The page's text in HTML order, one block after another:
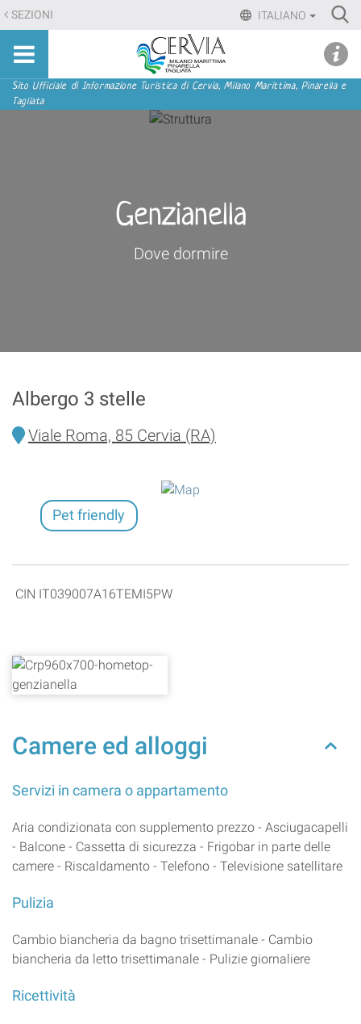
Salta
ai
contenuti.
Salta
alla
ITALIANO
SEZIONI
Sito
turistico
ufficiale
Cervia,
Sezioni
Sito Ufficiale di Informazione Turistica di Cervia, Milano Marittima, Pinarella e
Tagliata
Genzianella
Dove dormire
Albergo 3 stelle
Viale Roma, 85 Cervia (RA)
Pet friendly
CIN IT039007A16TEMI5PW
Camere ed alloggi
Servizi in camera o appartamento
Aria condizionata con supplemento prezzo - Asciugacapelli
- Balcone - Cassetta di sicurezza - Frigobar in parte delle
camere - Riscaldamento - Telefono - Televisione satellitare
Pulizia
Cambio biancheria da bagno trisettimanale - Cambio
biancheria da letto trisettimanale - Pulizie giornaliere
Ricettività
menu